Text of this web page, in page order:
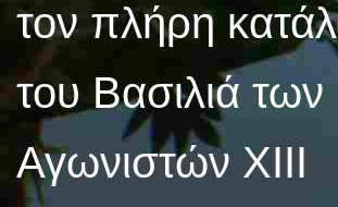
τον πλήρη
του Βασιλιά των
Αγωνιστών XIII